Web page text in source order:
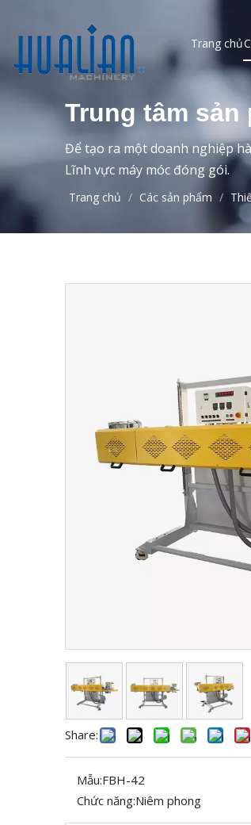
Trang chủ
Trung tâm sản
Để tạo ra một doanh nghiệp
Lĩnh vực máy móc đóng gói.
Trang chủ / Các sản phẩm /
Share:
Mẫu:FBH-42
Chức năng:Niêm phong